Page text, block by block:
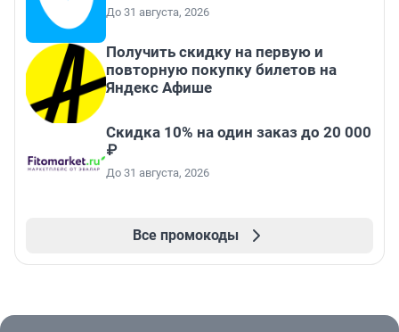
До 31 августа, 2026
Получить скидку на первую и
повторную покупку билетов на
Яндекс Афише
Скидка 10% на один заказ до 20 000
₽
До 31 августа, 2026
Все промокоды